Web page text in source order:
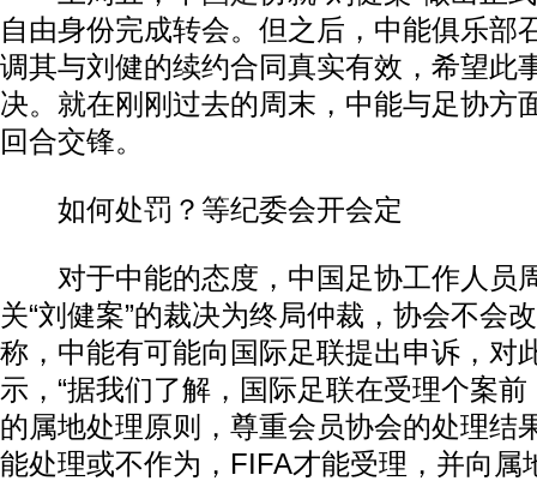
自由身份完成转会。但之后，中能俱乐部
调其与刘健的续约合同真实有效，希望此
决。就在刚刚过去的周末，中能与足协方
回合交锋。
如何处罚？等纪委会开会定
对于中能的态度，中国足协工作人员
关“刘健案”的裁决为终局仲裁，协会不会
称，中能有可能向国际足联提出申诉，对
示，“据我们了解，国际足联在受理个案
的属地处理原则，尊重会员协会的处理结
能处理或不作为，FIFA才能受理，并向属